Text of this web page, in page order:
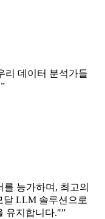
리 데이터 분석가들
”
를 능가하며, 최고의
달 LLM 솔루션으로
유지합니다."”